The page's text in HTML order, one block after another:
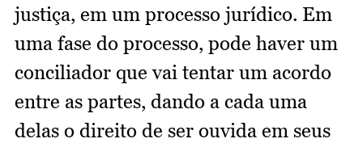
justiça, em um processo jurídico. Em
uma fase do processo, pode haver um
conciliador que vai tentar um acordo
entre as partes, dando a cada uma
delas o direito de ser ouvida em seus